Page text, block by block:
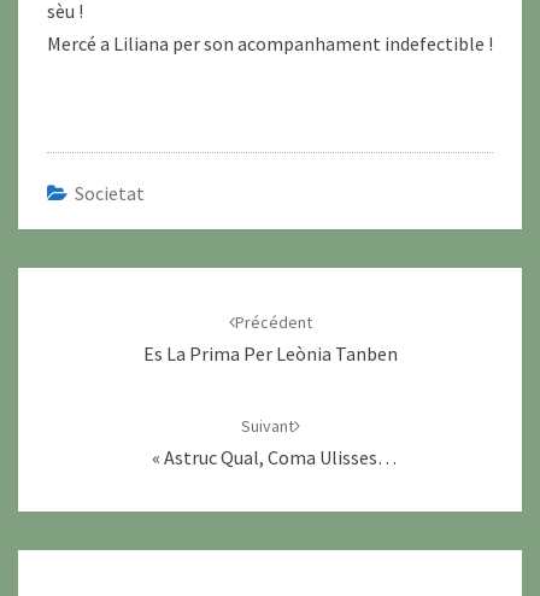
sèu !
Mercé a Liliana per son acompanhament indefectible !
Societat
Précédent
Es La Prima Per Leònia Tanben
Suivant
« Astruc Qual, Coma Ulisses…